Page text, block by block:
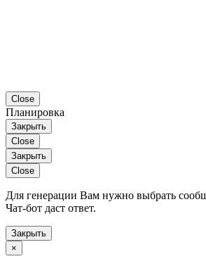
Close
Планировка
Закрыть
Close
Закрыть
Close
Для генерации Вам нужно выбрать
Чат-бот даст ответ.
Закрыть
×